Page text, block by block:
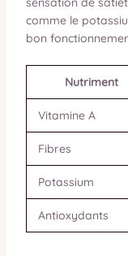
comme le
bon
Nutriment
Vitamine A
Fibres
Potassium
Antioxydants